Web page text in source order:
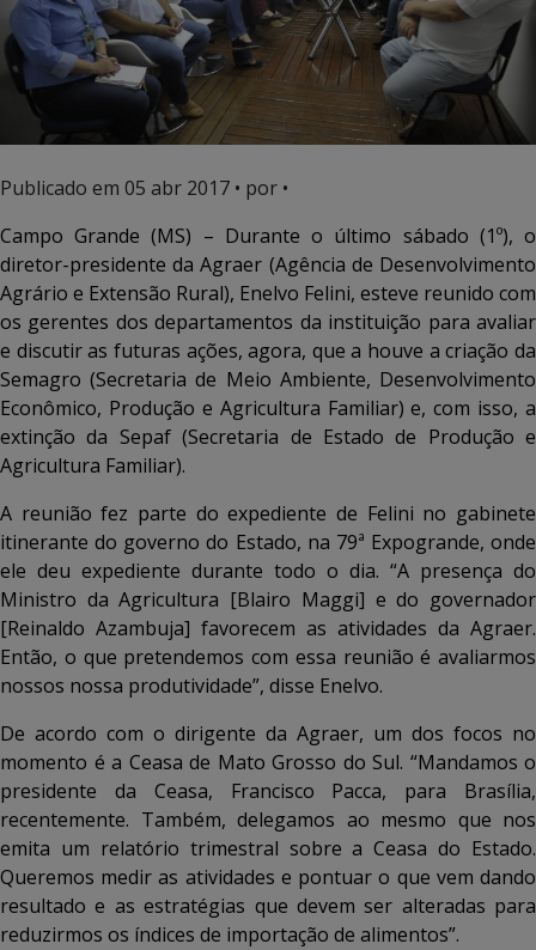
Publicado em 05 abr 2017 • por •
Campo Grande (MS) – Durante o último sábado (1º), o
diretor-presidente da Agraer (Agência de Desenvolvimento
Agrário e Extensão Rural), Enelvo Felini, esteve reunido com
os gerentes dos departamentos da instituição para avaliar
e discutir as futuras ações, agora, que a houve a criação da
Semagro (Secretaria de Meio Ambiente, Desenvolvimento
Econômico, Produção e Agricultura Familiar) e, com isso, a
extinção da Sepaf (Secretaria de Estado de Produção e
Agricultura Familiar).
A reunião fez parte do expediente de Felini no gabinete
itinerante do governo do Estado, na 79ª Expogrande, onde
ele deu expediente durante todo o dia. “A presença do
Ministro da Agricultura [Blairo Maggi] e do governador
[Reinaldo Azambuja] favorecem as atividades da Agraer.
Então, o que pretendemos com essa reunião é avaliarmos
nossos nossa produtividade”, disse Enelvo.
De acordo com o dirigente da Agraer, um dos focos no
momento é a Ceasa de Mato Grosso do Sul. “Mandamos o
presidente da Ceasa, Francisco Pacca, para Brasília,
recentemente. Também, delegamos ao mesmo que nos
emita um relatório trimestral sobre a Ceasa do Estado.
Queremos medir as atividades e pontuar o que vem dando
resultado e as estratégias que devem ser alteradas para
reduzirmos os índices de importação de alimentos”.